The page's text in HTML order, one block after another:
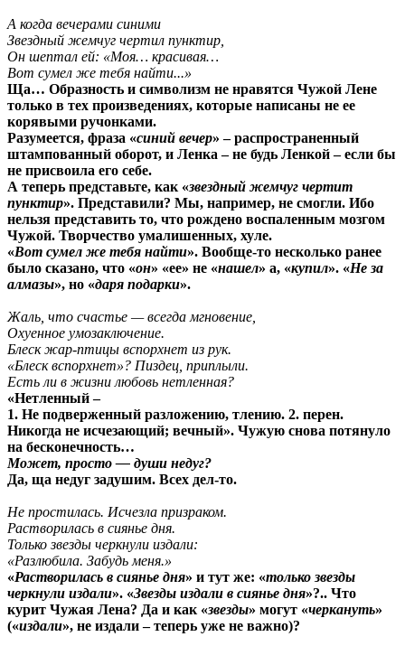
А когда вечерами синими
Звездный жемчуг чертил пунктир,
Он шептал ей: «Моя… красивая…
Вот сумел же тебя найти...»
Ща… Образность и символизм не нравятся Чужой Лене
только в тех произведениях, которые написаны не ее
корявыми ручонками.
Разумеется, фраза «синий вечер» – распространенный
штампованный оборот, и Ленка – не будь Ленкой – если бы
не присвоила его себе.
А теперь представьте, как «звездный жемчуг чертит
пунктир». Представили? Мы, например, не смогли. Ибо
нельзя представить то, что рождено воспаленным мозгом
Чужой. Творчество умалишенных, хуле.
«Вот сумел же тебя найти». Вообще-то несколько ранее
было сказано, что «он» «ее» не «нашел» а, «купил». «Не за
алмазы», но «даря подарки».
Жаль, что счастье — всегда мгновение,
Охуенное умозаключение.
Блеск жар-птицы вспорхнет из рук.
«Блеск вспорхнет»? Пиздец, приплыли.
Есть ли в жизни любовь нетленная?
«Нетленный –
1. Не подверженный разложению, тлению. 2. перен.
Никогда не исчезающий; вечный». Чужую снова потянуло
на бесконечность…
Может, просто — души недуг?
Да, ща недуг задушим. Всех дел-то.
Не простилась. Исчезла призраком.
Растворилась в сиянье дня.
Только звезды черкнули издали:
«Разлюбила. Забудь меня.»
«Растворилась в сиянье дня» и тут же: «только звезды
черкнули издали». «Звезды издали в сиянье дня»?.. Что
курит Чужая Лена? Да и как «звезды» могут «черкануть»
(«издали», не издали – теперь уже не важно)?